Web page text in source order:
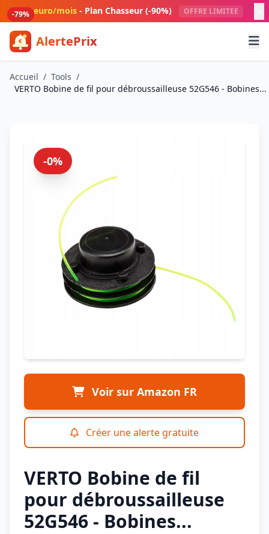
Aller au contenu principal
1 euro/mois - Plan Chasseur (-90%) OFFRE LIMITEE
AlertePrix
Meilleurs deals Amazon France
Accueil / Tools /
VERTO Bobine de fil pour débroussailleuse 52G546 - Bobines...
-0%
Voir sur Amazon FR
Créer une alerte gratuite
VERTO Bobine de fil
pour débroussailleuse
52G546 - Bobines...
-80%
-79%
-79%
-79%